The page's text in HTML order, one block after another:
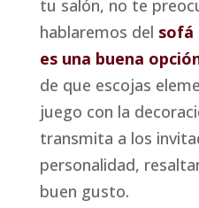
tu salón, no te
hablaremos del sofá
es una buena
de que escojas
juego con la
transmita a los
personalidad,
buen gusto.